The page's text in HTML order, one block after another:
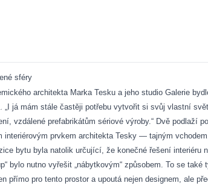
sféry
architekta Marka Tesku a jeho studio Galerie
„I já mám stále častěji potřebu vytvořit si svůj vlastní
vzdálené prefabrikátům sériové výroby.“ Dvě podlaží
interiérovým prvkem architekta Tesky — tajným
bytu byla natolik určující, že konečné řešení interiéru
bylo nutno vyřešit „nábytkovým“ způsobem. To se
přímo pro tento prostor a upoutá nejen designem, ale